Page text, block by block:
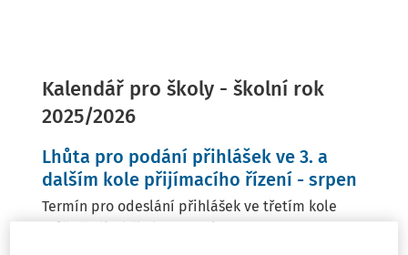
Kalendář pro školy - školní rok
2025/2026
Lhůta pro podání přihlášek ve 3. a
dalším kole přijímacího řízení - srpen
Termín pro odeslání přihlášek ve třetím kole
může ředitel školy stanovit ...